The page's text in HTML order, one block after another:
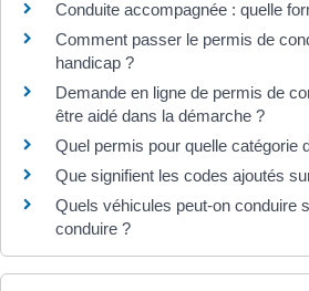
Conduite accompagnée : quelle
Comment passer le permis de
handicap ?
Demande en ligne de permis de
être aidé dans la démarche ?
Quel permis pour quelle catégorie
Que signifient les codes ajoutés
Quels véhicules peut-on conduire
conduire ?